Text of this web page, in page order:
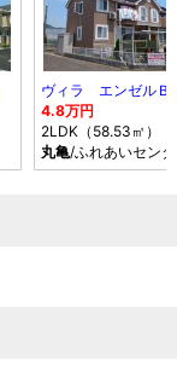
ヴィラ エンゼルＢ
4.8万円
2LDK（58.53㎡）
丸亀/ふれあいセン